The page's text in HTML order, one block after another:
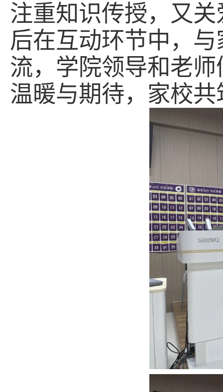
注重知识传授，又
后在互动环节中， 与
流， 学院领导和老
温暖与期待，家校